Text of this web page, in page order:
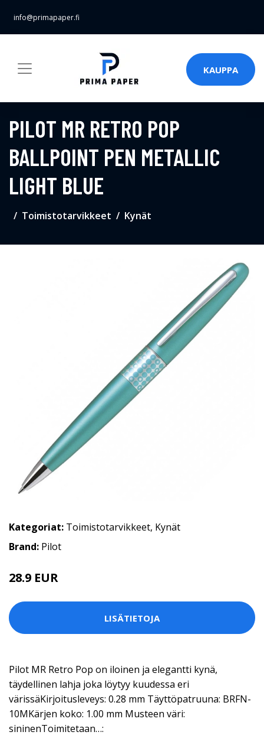
info@primapaper.fi
KAUPPA
PILOT MR RETRO POP
BALLPOINT PEN METALLIC
LIGHT BLUE
Toimistotarvikkeet Kynät
Kategoriat: Toimistotarvikkeet, Kynät
Brand: Pilot
28.9 EUR
LISÄTIETOJA
Pilot MR Retro Pop on iloinen ja elegantti kynä,
täydellinen lahja joka löytyy kuudessa eri
värissäKirjoitusleveys: 0.28 mm Täyttöpatruuna: BRFN-
10MKärjen koko: 1.00 mm Musteen väri:
sininenToimitetaan…: